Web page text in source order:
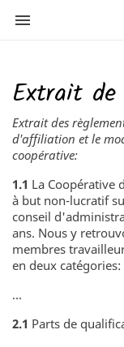

Extrait de
Extrait des
d'affiliation et le
coopérative:
1.1 La Coopérative
à but non-lucratif
conseil
ans. Nous y
membres
en deux
...
2.1 Parts de